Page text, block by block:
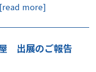
[read more]
出展のご報告